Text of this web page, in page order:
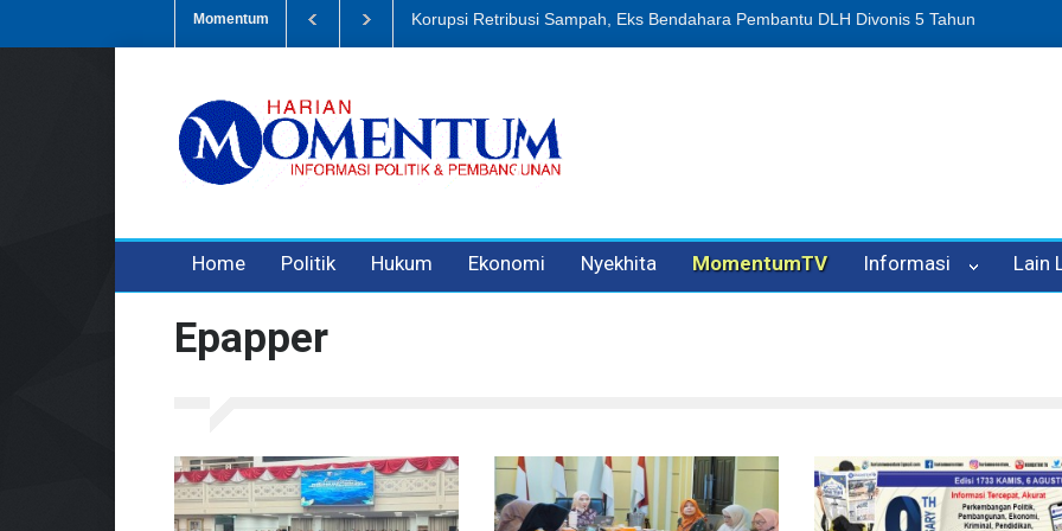
Momentum Dugaan Penipuan Oleh Oknum Kadis, Kuasa Hukum Pelapor Desak Polisi Tetapkan P-
Home Politik Hukum Ekonomi Nyekhita MomentumTV Informasi Lain
Epapper